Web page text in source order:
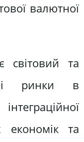
валютної
світовий та
ринки в
економік та